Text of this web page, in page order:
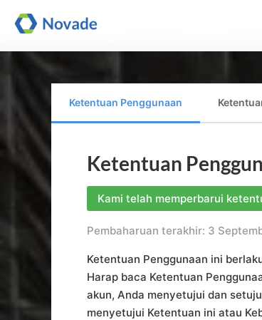
Ketentuan Penggunaan
Ketentuan
Kami telah memperbarui
Pembaharuan terakhir: 3
Ketentuan Penggunaan ini
Harap baca Ketentuan
akun, Anda menyetujui dan
menyetujui Ketentuan ini atau